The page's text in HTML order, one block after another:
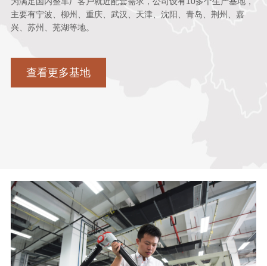
主要有宁波、柳州、重庆、武汉、天津、沈阳、青岛、荆州、嘉
兴、苏州、芜湖等地。
查看更多基地